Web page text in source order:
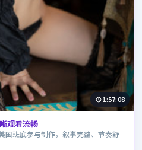
1:57:08
观看流畅
国班底参与制作，叙事完整、节奏舒